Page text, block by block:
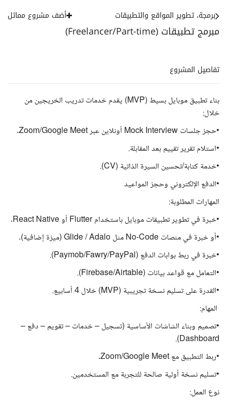
مبرمج تطبيقات (Freelancer/Part-time)
برمجة، تطوير المواقع والتطبيقات أضف مشروع مماثل
تفاصيل المشروع
بناء تطبيق موبايل بسيط (MVP) يقدم خدمات تدريب الخريجين من
خلال:
•حجز جلسات Mock Interview أونلاين عبر Zoom/Google Meet.
•استلام تقرير تقييم بعد المقابلة.
•خدمة كتابة/تحسين السيرة الذاتية (CV).
•الدفع الإلكتروني وحجز المواعيد
المهارات المطلوبة:
•خبرة في تطوير تطبيقات موبايل باستخدام Flutter أو React Native.
•أو خبرة في منصات No-Code مثل Glide / Adalo (ميزة إضافية).
•خبرة في ربط بوابات الدفع (Paymob/Fawry/PayPal).
•التعامل مع قواعد بيانات (Firebase/Airtable).
•القدرة على تسليم نسخة تجريبية (MVP) خلال 4 أسابيع.
️ المهام:
•تصميم وبناء الشاشات الأساسية (تسجيل – خدمات – تقويم – دفع –
Dashboard).
•ربط التطبيق مع Zoom/Google Meet.
•تسليم نسخة أولية صالحة للتجربة مع المستخدمين.
نوع العمل: